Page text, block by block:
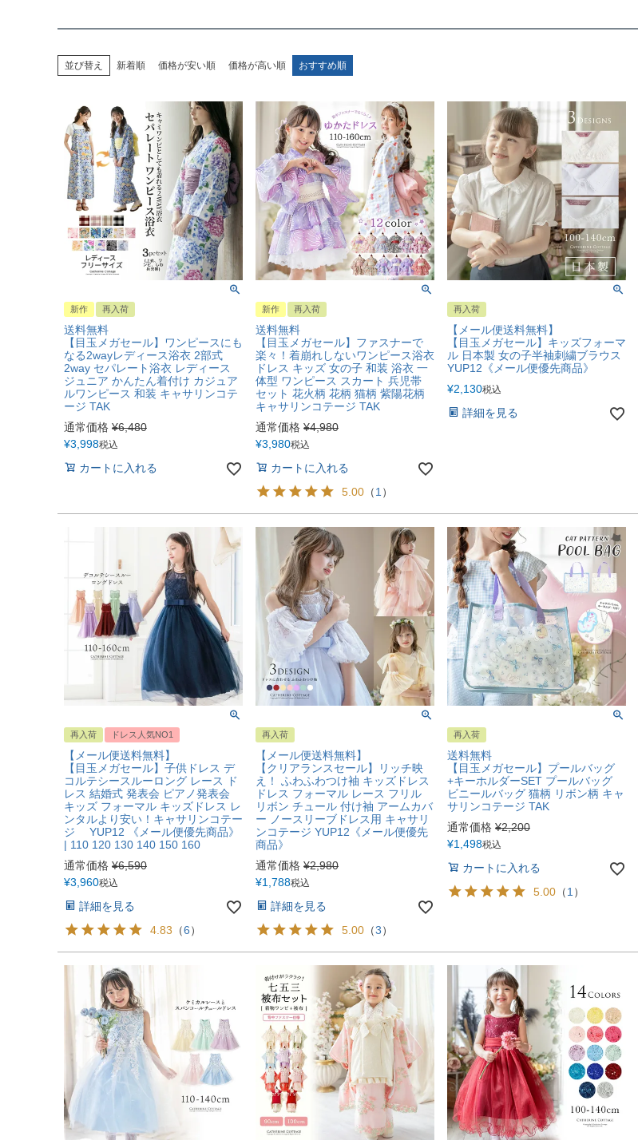
並び替え 新着順 価格が安い順 価格が高い順 おすすめ順
新作 再入荷
送料無料
【目玉メガセール】ワンピースにも
なる2wayレディース浴衣 2部式
2way セパレート浴衣 レディース
ジュニア かんたん着付け カジュア
ルワンピース 和装 キャサリンコテ
ージ TAK
通常価格 ¥6,480
¥3,998税込
カートに入れる
新作 再入荷
送料無料
【目玉メガセール】ファスナーで
楽々！着崩れしないワンピース浴衣
ドレス キッズ 女の子 和装 浴衣 一
体型 ワンピース スカート 兵児帯
セット 花火柄 花柄 猫柄 紫陽花柄
キャサリンコテージ TAK
通常価格 ¥4,980
¥3,980税込
カートに入れる
5.00 （1 ）
再入荷
【メール便送料無料】
【目玉メガセール】キッズフォーマ
ル 日本製 女の子半袖刺繍ブラウス
YUP12《メール便優先商品》
¥2,130税込
詳細を見る
再入荷 ドレス人気NO1
【メール便送料無料】
【目玉メガセール】子供ドレス デ
コルテシースルーロング レース ド
レス 結婚式 発表会 ピアノ発表会
キッズ フォーマル キッズドレス レ
ンタルより安い！キャサリンコテー
ジ YUP12 《メール便優先商品》
| 110 120 130 140 150 160
通常価格 ¥6,590
¥3,960税込
詳細を見る
4.83 （6）
再入荷
【メール便送料無料】
【クリアランスセール】リッチ映
え！ ふわふわつけ袖 キッズドレス
ドレス フォーマル レース フリル
リボン チュール 付け袖 アームカバ
ー ノースリーブドレス用 キャサリ
ンコテージ YUP12《メール便優先
商品》
通常価格 ¥2,980
¥1,788税込
詳細を見る
5.00 （3）
再入荷
送料無料
【目玉メガセール】プールバッグ
+キーホルダーSET プールバッグ
ビニールバッグ 猫柄 リボン柄 キャ
サリンコテージ TAK
通常価格 ¥2,200
¥1,498税込
カートに入れる
5.00 （1 ）